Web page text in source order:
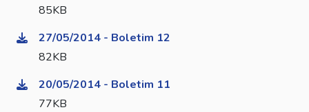
85KB
27/05/2014 - Boletim 12
82KB
20/05/2014 - Boletim 11
77KB